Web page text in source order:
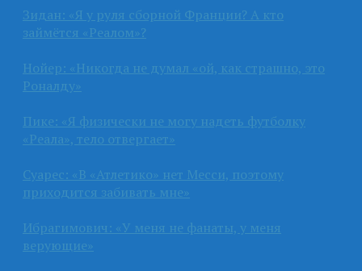
Зидан: «Я у руля сборной Франции? А кто
займётся «Реалом»?
Нойер: «Никогда не думал «ой, как страшно, это
Роналду»
Пике: «Я физически не могу надеть футболку
«Реала», тело отвергает»
Суарес: «В «Атлетико» нет Месси, поэтому
приходится забивать мне»
Ибрагимович: «У меня не фанаты, у меня
верующие»